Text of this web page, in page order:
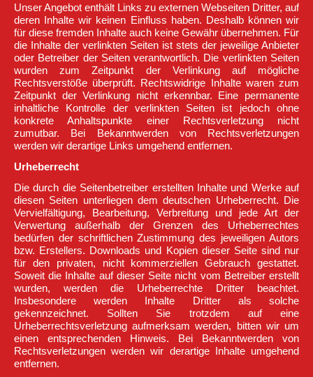
Unser Angebot enthält Links zu externen Webseiten Dritter, auf
deren Inhalte wir keinen Einfluss haben. Deshalb können wir
für diese fremden Inhalte auch keine Gewähr übernehmen. Für
die Inhalte der verlinkten Seiten ist stets der jeweilige Anbieter
oder Betreiber der Seiten verantwortlich. Die verlinkten Seiten
wurden zum Zeitpunkt der Verlinkung auf mögliche
Rechtsverstöße überprüft. Rechtswidrige Inhalte waren zum
Zeitpunkt der Verlinkung nicht erkennbar. Eine permanente
inhaltliche Kontrolle der verlinkten Seiten ist jedoch ohne
konkrete Anhaltspunkte einer Rechtsverletzung nicht
zumutbar. Bei Bekanntwerden von Rechtsverletzungen
werden wir derartige Links umgehend entfernen.
Urheberrecht
Die durch die Seitenbetreiber erstellten Inhalte und Werke auf
diesen Seiten unterliegen dem deutschen Urheberrecht. Die
Vervielfältigung, Bearbeitung, Verbreitung und jede Art der
Verwertung außerhalb der Grenzen des Urheberrechtes
bedürfen der schriftlichen Zustimmung des jeweiligen Autors
bzw. Erstellers. Downloads und Kopien dieser Seite sind nur
für den privaten, nicht kommerziellen Gebrauch gestattet.
Soweit die Inhalte auf dieser Seite nicht vom Betreiber erstellt
wurden, werden die Urheberrechte Dritter beachtet.
Insbesondere werden Inhalte Dritter als solche
gekennzeichnet. Sollten Sie trotzdem auf eine
Urheberrechtsverletzung aufmerksam werden, bitten wir um
einen entsprechenden Hinweis. Bei Bekanntwerden von
Rechtsverletzungen werden wir derartige Inhalte umgehend
entfernen.